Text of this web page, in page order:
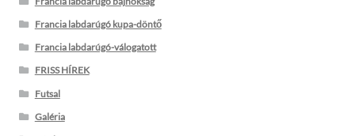
Francia labdarúgó kupa-döntő
Francia labdarúgó-válogatott
FRISS HÍREK
Futsal
Galéria